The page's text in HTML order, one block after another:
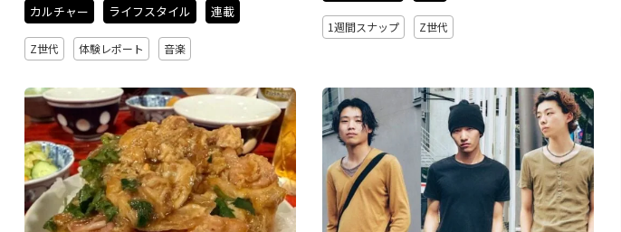
カルチャー ライフスタイル 連載
Z世代 体験レポート 音楽
1週間スナップ Z世代